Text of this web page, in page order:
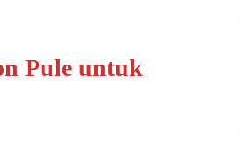
Pule untuk